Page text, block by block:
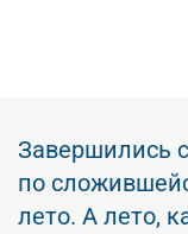
Завершились
по
лето. А лето,